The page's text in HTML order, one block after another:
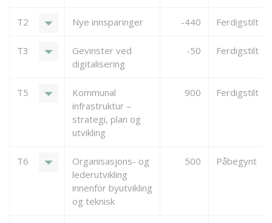
T2 arrow_drop_down Nye innsparinger -440 Ferdigstilt
T3 arrow_drop_down
Gevinster ved
digitalisering
-50 Ferdigstilt
T5 arrow_drop_down
Kommunal
infrastruktur –
strategi, plan og
utvikling
900 Ferdigstilt
T6 arrow_drop_down
Organisasjons- og
lederutvikling
innenfor byutvikling
og teknisk
500 Påbegynt